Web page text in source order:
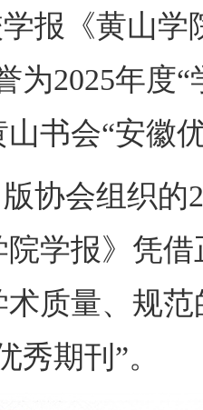
报《黄山学
为2025年度
山书会“安徽
协会组织的
院学报》凭
质量、规
秀期刊”。